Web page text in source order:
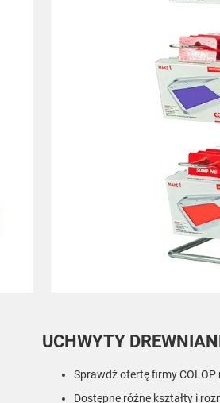
UCHWYTY
Sprawdź ofertę firmy
Dostępne różne kształty i